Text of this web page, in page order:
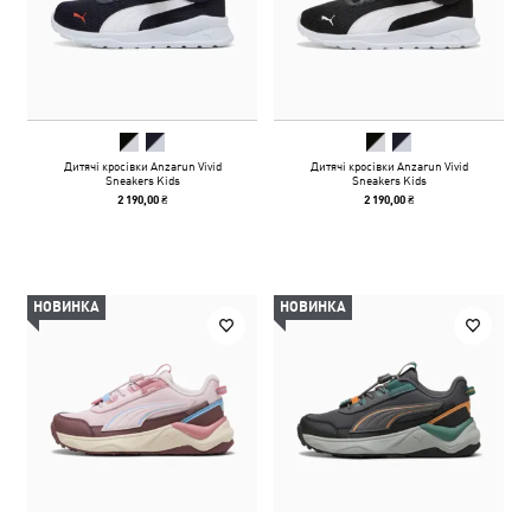
Дитячі кросівки Anzarun Vivid
Sneakers Kids
2 190,00 ₴
Дитячі кросівки Anzarun Vivid
Sneakers Kids
2 190,00 ₴
НОВИНКА НОВИНКА